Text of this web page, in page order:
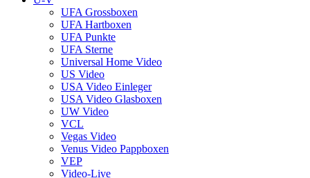
UFA Grossboxen
UFA Hartboxen
UFA Punkte
UFA Sterne
Universal Home Video
US Video
USA Video Einleger
USA Video Glasboxen
UW Video
VCL
Vegas Video
Venus Video Pappboxen
VEP
Video-Live